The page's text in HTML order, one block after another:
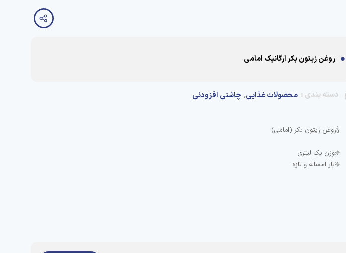
روغن زیتون بکر ارگانیک امامی
دسته بندی : محصولات غذایی, چاشنی افزودنی
❇️بار امساله و تازه